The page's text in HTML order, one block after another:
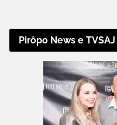
Pirôpo News e TVSAJ